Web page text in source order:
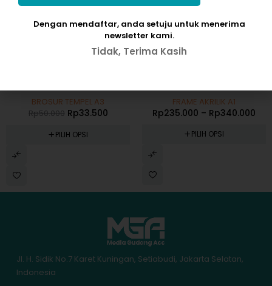
BROSUR TEMPEL A3
Rp50.000 Rp33.500
PILIH OPSI
FRAME AKRILIK A1
Rp235.000 – Rp340.000
PILIH OPSI
Jl. H. Sidik No.7 Karet Kuningan, Setiabudi, Jakarta Selatan,
Indonesia
Dengan mendaftar, anda setuju untuk menerima
newsletter kami.
Tidak, Terima Kasih